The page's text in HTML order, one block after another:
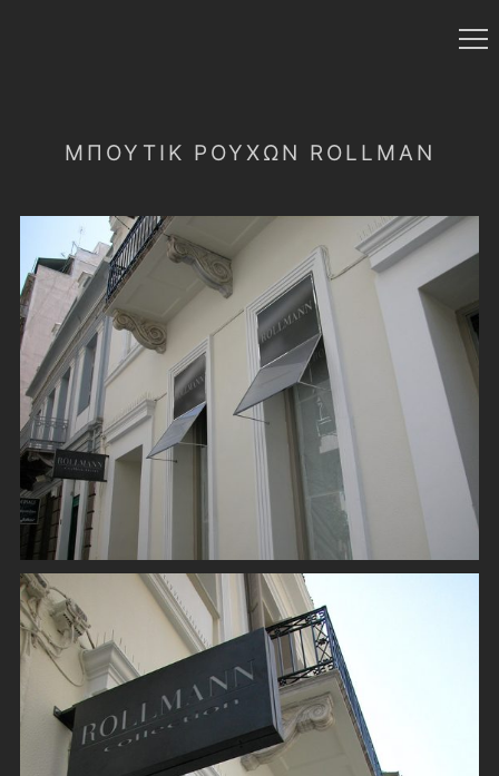
ΜΠΟΥΤΙΚ ΡΟΥΧΩΝ ROLLMAN